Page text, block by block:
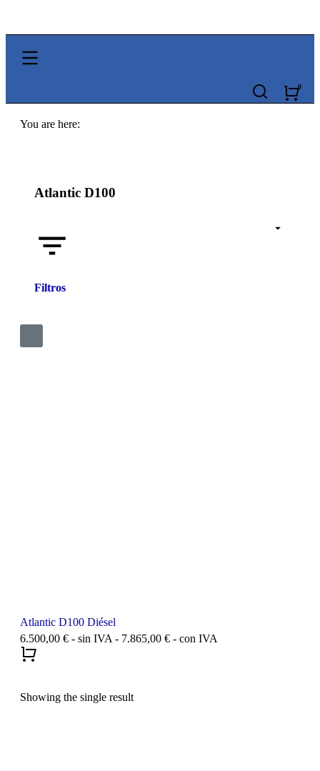
You are here:
Atlantic D100
Filtros
Atlantic D100 Diésel
6.500,00 € - sin IVA - 7.865,00 € - con IVA
Showing the single result